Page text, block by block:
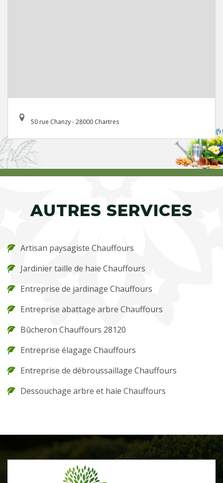
50 rue Chanzy - 28000 Chartres
AUTRES SERVICES
Artisan paysagiste Chauffours
Jardinier taille de haie Chauffours
Entreprise de jardinage Chauffours
Entreprise abattage arbre Chauffours
Bûcheron Chauffours 28120
Entreprise élagage Chauffours
Entreprise de débroussaillage Chauffours
Dessouchage arbre et haie Chauffours